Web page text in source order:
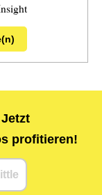
profitieren!